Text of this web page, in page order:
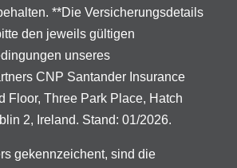
**Die Versicherungsdetails
den jeweils gültigen
unseres
CNP Santander Insurance
Floor, Three Park Place, Hatch
2, Ireland. Stand: 01/2026.
gekennzeichent, sind die